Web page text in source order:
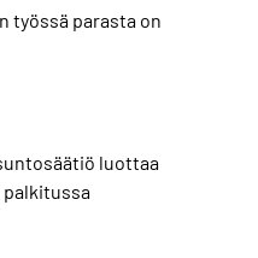
työssä parasta on
luottaa
palkitussa